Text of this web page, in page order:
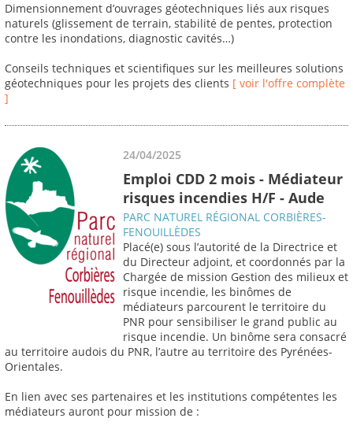
Dimensionnement d’ouvrages géotechniques liés aux risques
naturels (glissement de terrain, stabilité de pentes, protection
contre les inondations, diagnostic cavités…)
Conseils techniques et scientifiques sur les meilleures solutions
géotechniques pour les projets des clients [ voir l'offre complète
]
24/04/2025
Emploi CDD 2 mois - Médiateur
risques incendies H/F - Aude
PARC NATUREL RÉGIONAL CORBIÈRES-
FENOUILLÈDES
Placé(e) sous l’autorité de la Directrice et
du Directeur adjoint, et coordonnés par la
Chargée de mission Gestion des milieux et
risque incendie, les binômes de
médiateurs parcourent le territoire du
PNR pour sensibiliser le grand public au
risque incendie. Un binôme sera consacré
au territoire audois du PNR, l’autre au territoire des Pyrénées-
Orientales.
En lien avec ses partenaires et les institutions compétentes les
médiateurs auront pour mission de :